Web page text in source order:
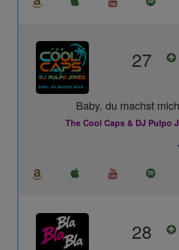
27
Baby, du machst
The Cool Caps & DJ Pulpo
28